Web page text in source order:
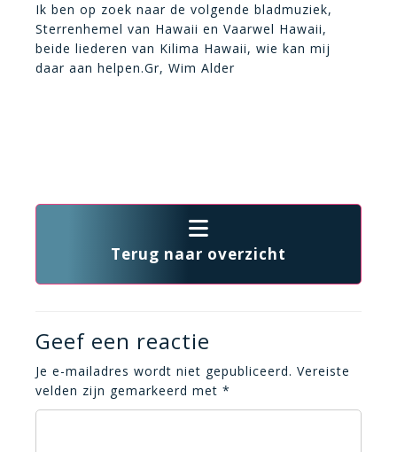
Ik ben op zoek naar de volgende bladmuziek,
Sterrenhemel van Hawaii en Vaarwel Hawaii,
beide liederen van Kilima Hawaii, wie kan mij
daar aan helpen.Gr, Wim Alder
Terug naar overzicht
Geef een reactie
Je e-mailadres wordt niet gepubliceerd. Vereiste
velden zijn gemarkeerd met *